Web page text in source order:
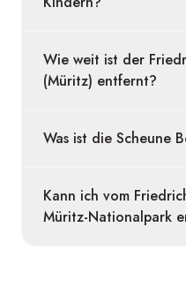
Wie weit ist der
(Müritz) entfernt?
Was ist die Scheune
Kann ich vom
Müritz-Nationalpark